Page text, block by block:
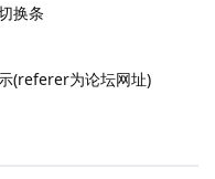
换条
(referer为论坛网址)